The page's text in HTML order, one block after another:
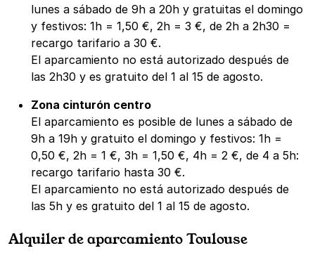
lunes a sábado de 9h a 20h y gratuitas el domingo
y festivos: 1h = 1,50 €, 2h = 3 €, de 2h a 2h30 =
recargo tarifario a 30 €.
El aparcamiento no está autorizado después de
las 2h30 y es gratuito del 1 al 15 de agosto.
Zona cinturón centro
El aparcamiento es posible de lunes a sábado de
9h a 19h y gratuito el domingo y festivos: 1h =
0,50 €, 2h = 1 €, 3h = 1,50 €, 4h = 2 €, de 4 a 5h:
recargo tarifario hasta 30 €.
El aparcamiento no está autorizado después de
las 5h y es gratuito del 1 al 15 de agosto.
Alquiler de aparcamiento Toulouse